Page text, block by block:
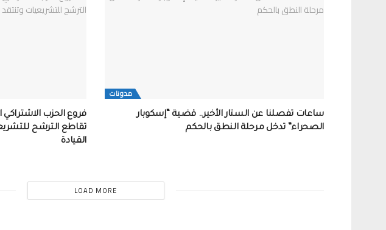
مدونات
ساعات تفصلنا عن الستار الأخير.. قضية “إسكوبار
الصحراء” تدخل مرحلة النطق بالحكم
فروع الحزب الاشتراكي
تقاطع الترشح
القيادة
LOAD MORE